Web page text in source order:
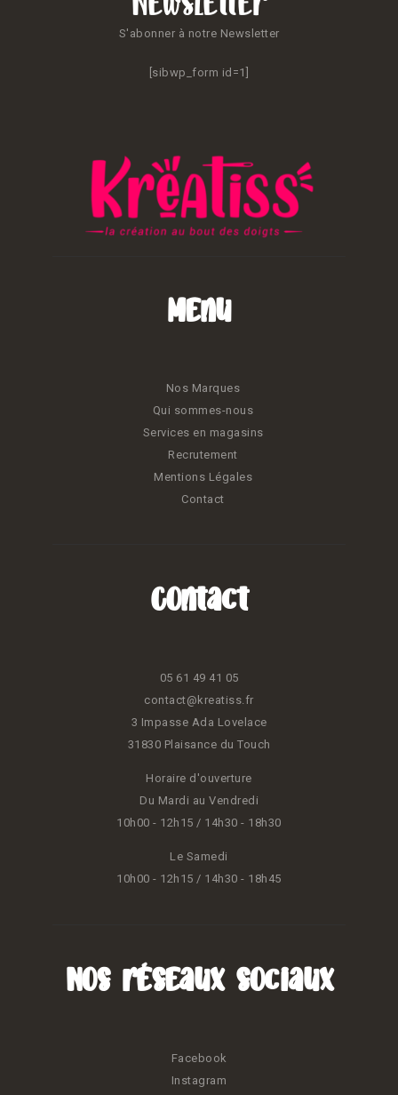
S'abonner à notre Newsletter
[sibwp_form id=1]
Menu
Nos Marques
Qui sommes-nous
Services en magasins
Recrutement
Mentions Légales
Contact
Contact
05 61 49 41 05
contact@kreatiss.fr
3 Impasse Ada Lovelace
31830 Plaisance du Touch
Horaire d'ouverture
Du Mardi au Vendredi
10h00 - 12h15 / 14h30 - 18h30
Le Samedi
10h00 - 12h15 / 14h30 - 18h45
Nos réseaux sociaux
Facebook
Instagram